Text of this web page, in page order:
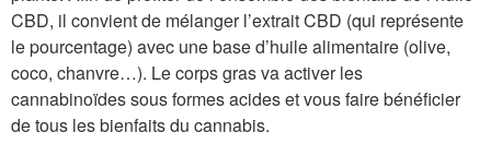
CBD, il convient de mélanger l’extrait CBD (qui représente
le pourcentage) avec une base d’huile alimentaire (olive,
coco, chanvre…). Le corps gras va activer les
cannabinoïdes sous formes acides et vous faire bénéficier
de tous les bienfaits du cannabis.